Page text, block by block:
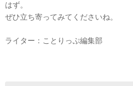
はず。
ぜひ立ち寄ってみてくださいね。
ライター：ことりっぷ編集部